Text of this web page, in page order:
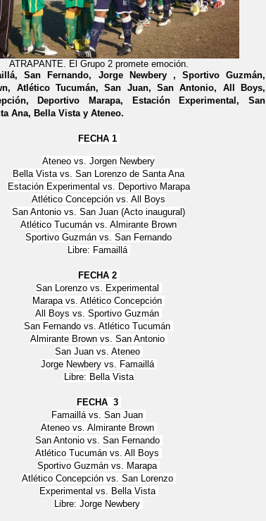
ATRAPANTE. El Grupo 2 promete emoción.
San Fernando, Jorge Newbery , Sportivo Guzmán,
Atlético Tucumán, San Juan, San Antonio, All Boys,
Deportivo Marapa, Estación Experimental, San
Ana, Bella Vista y Ateneo.
FECHA 1
Ateneo vs. Jorgen Newbery
Bella Vista vs. San Lorenzo de Santa Ana
Estación Experimental vs. Deportivo Marapa
Atlético Concepción vs. All Boys
San Antonio vs. San Juan (Acto inaugural)
Atlético Tucumán vs. Almirante Brown
Sportivo Guzmán vs. San Fernando
Libre: Famaillá
FECHA 2
San Lorenzo vs. Experimental
Marapa vs. Atlético Concepción
All Boys vs. Sportivo Guzmán
San Fernando vs. Atlético Tucumán
Almirante Brown vs. San Antonio
San Juan vs. Ateneo
Jorge Newbery vs. Famaillá
Libre: Bella Vista
FECHA 3
Famaillá vs. San Juan
Ateneo vs. Almirante Brown
San Antonio vs. San Fernando
Atlético Tucumán vs. All Boys
Sportivo Guzmán vs. Marapa
Atlético Concepción vs. San Lorenzo
Experimental vs. Bella Vista
Libre: Jorge Newbery